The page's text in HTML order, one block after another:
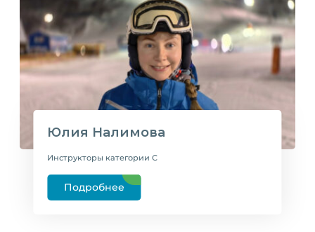
Юлия Налимова
Инструкторы категории C
Подробнее